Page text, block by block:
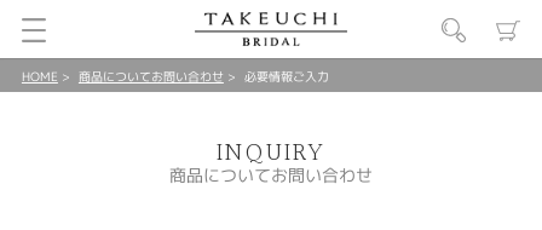
HOME 商品についてお問い合わせ 必要情報ご入力
INQUIRY
商品についてお問い合わせ